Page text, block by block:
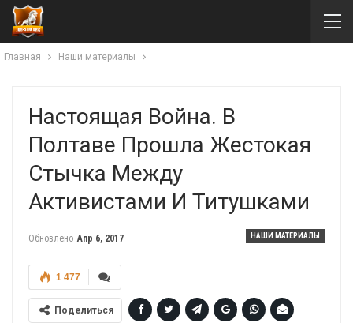
Главная Наши материалы
Настоящая Война. В
Полтаве Прошла Жестокая
Стычка Между
Активистами И Титушками
НАШИ МАТЕРИАЛЫ
Обновлено Апр 6, 2017
1 477
Поделиться